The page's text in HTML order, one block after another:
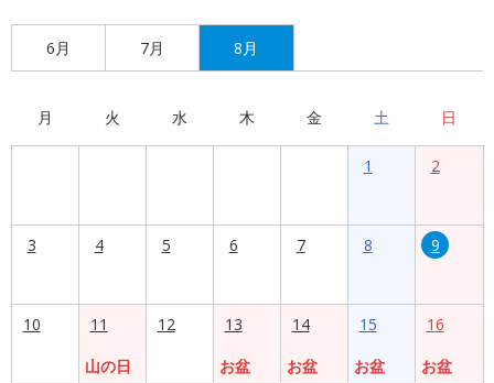
6月 7月 8月
月 火 水 木 金 土 日
1 2
3 4 5 6 7 8 9
10
11
山の日
12
13
お盆
14
お盆
15
お盆
16
お盆